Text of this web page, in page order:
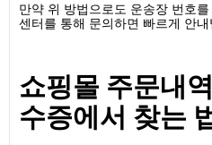
만약 위 방법으로도 운송장 번호
센터를 통해 문의하면 빠르게 안
쇼핑몰 주문내
수증에서 찾는